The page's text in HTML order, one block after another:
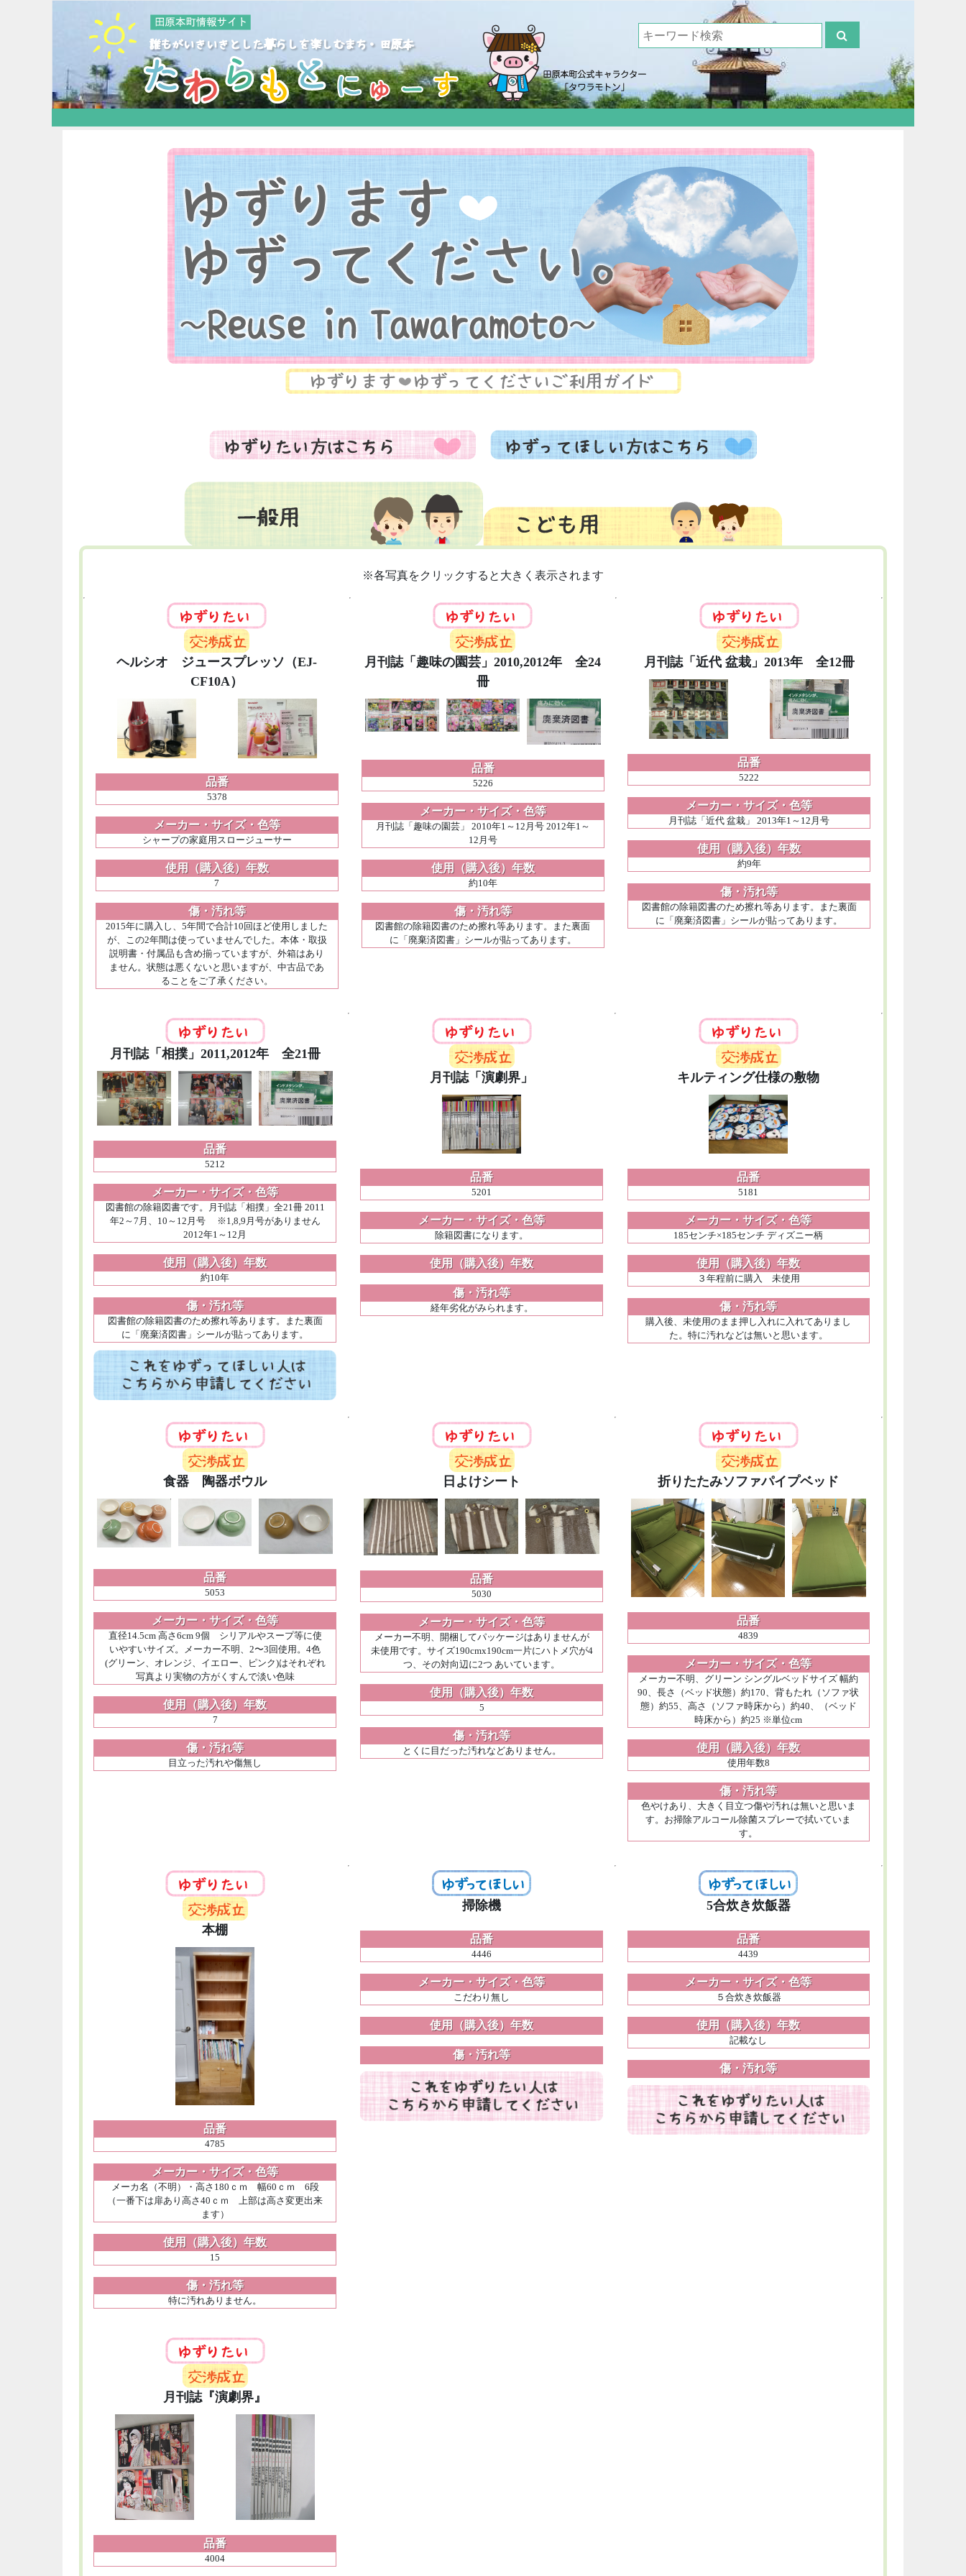
※各写真をクリックすると大きく表示されます
ヘルシオ ジュースプレッソ（EJ-
CF10A）
品番
5378
メーカー・サイズ・色等
シャープの家庭用スロージューサー
使用（購入後）年数
7
傷・汚れ等
2015年に購入し、5年間で合計10回ほど使用しました
が、この2年間は使っていませんでした。本体・取扱
説明書・付属品も含め揃っていますが、外箱はあり
ません。状態は悪くないと思いますが、中古品であ
ることをご了承ください。
月刊誌「趣味の園芸」2010,2012年 全24
冊
品番
5226
メーカー・サイズ・色等
月刊誌「趣味の園芸」 2010年1～12月号 2012年1～
12月号
使用（購入後）年数
約10年
傷・汚れ等
図書館の除籍図書のため擦れ等あります。また裏面
に「廃棄済図書」シールが貼ってあります。
月刊誌「近代 盆栽」2013年 全12冊
品番
5222
メーカー・サイズ・色等
月刊誌「近代 盆栽」 2013年1～12月号
使用（購入後）年数
約9年
傷・汚れ等
図書館の除籍図書のため擦れ等あります。また裏面
に「廃棄済図書」シールが貼ってあります。
月刊誌「相撲」2011,2012年 全21冊
品番
5212
メーカー・サイズ・色等
図書館の除籍図書です。月刊誌「相撲」全21冊 2011
年2～7月、10～12月号 ※1,8,9月号がありません
2012年1～12月
使用（購入後）年数
約10年
傷・汚れ等
図書館の除籍図書のため擦れ等あります。また裏面
に「廃棄済図書」シールが貼ってあります。
月刊誌「演劇界」
品番
5201
メーカー・サイズ・色等
除籍図書になります。
使用（購入後）年数
傷・汚れ等
経年劣化がみられます。
キルティング仕様の敷物
品番
5181
メーカー・サイズ・色等
185センチ×185センチ ディズニー柄
使用（購入後）年数
３年程前に購入 未使用
傷・汚れ等
購入後、未使用のまま押し入れに入れてありまし
た。特に汚れなどは無いと思います。
食器 陶器ボウル
品番
5053
メーカー・サイズ・色等
直径14.5cm 高さ6cm 9個 シリアルやスープ等に使
いやすいサイズ。メーカー不明、2〜3回使用。4色
(グリーン、オレンジ、イエロー、ピンク)はそれぞれ
写真より実物の方がくすんで淡い色味
使用（購入後）年数
7
傷・汚れ等
目立った汚れや傷無し
日よけシート
品番
5030
メーカー・サイズ・色等
メーカー不明、開梱してパッケージはありませんが
未使用です。サイズ190cmx190cm一片にハトメ穴が4
つ、その対向辺に2つ あいています。
使用（購入後）年数
5
傷・汚れ等
とくに目だった汚れなどありません。
折りたたみソファパイプベッド
品番
4839
メーカー・サイズ・色等
メーカー不明、グリーン シングルベッドサイズ 幅約
90、長さ（ベッド状態）約170、背もたれ（ソファ状
態）約55、高さ（ソファ時床から）約40、（ベッド
時床から）約25 ※単位cm
使用（購入後）年数
使用年数8
傷・汚れ等
色やけあり、大きく目立つ傷や汚れは無いと思いま
す。お掃除アルコール除菌スプレーで拭いていま
す。
本棚
品番
4785
メーカー・サイズ・色等
メーカ名（不明）・高さ180ｃｍ 幅60ｃｍ 6段
（一番下は扉あり高さ40ｃｍ 上部は高さ変更出来
ます）
使用（購入後）年数
15
傷・汚れ等
特に汚れありません。
掃除機
品番
4446
メーカー・サイズ・色等
こだわり無し
使用（購入後）年数
傷・汚れ等
5合炊き炊飯器
品番
4439
メーカー・サイズ・色等
５合炊き炊飯器
使用（購入後）年数
記載なし
傷・汚れ等
月刊誌『演劇界』
品番
4004